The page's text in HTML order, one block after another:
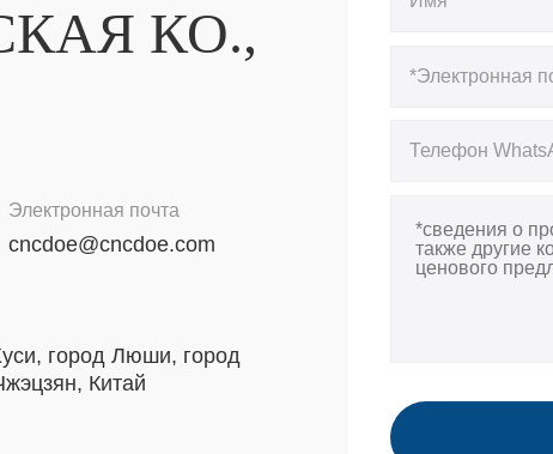
КО.,
Электронная почта
cncdoe@cncdoe.com
город Люши, город
Китай